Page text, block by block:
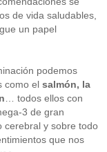
de vida saludables,
un papel
podemos
como el salmón, la
… todos ellos con
3 de gran
cerebral y sobre todo
que nos